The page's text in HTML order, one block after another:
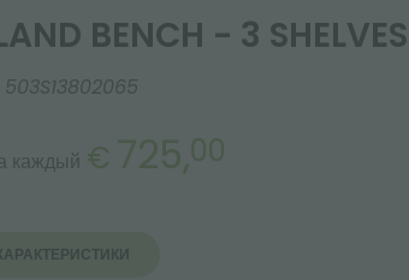
BENCH - 3 SHELVES
503S13802065
каждый € 725,00